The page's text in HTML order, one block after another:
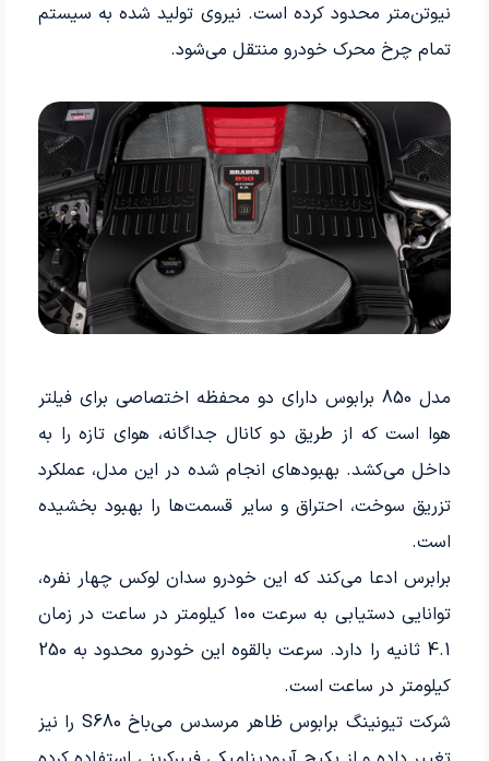
نیوتن‌متر محدود کرده است. نیروی تولید شده به سیستم
تمام چرخ محرک خودرو منتقل می‌شود.
مدل 850 برابوس دارای دو محفظه اختصاصی برای فیلتر
هوا است که از طریق دو کانال جداگانه، هوای تازه را به
داخل می‌کشد. بهبود‌های انجام شده در این مدل، عملکرد
تزریق سوخت، احتراق و سایر قسمت‌ها را بهبود بخشیده
است.
برابرس ادعا می‌کند که این خودرو سدان لوکس چهار نفره،
توانایی دستیابی به سرعت 100 کیلومتر در ساعت در زمان
4.1 ثانیه را دارد. سرعت بالقوه این خودرو محدود به 250
کیلومتر در ساعت است.
شرکت تیونینگ برابوس ظاهر مرسدس می‌باخ S680 را نیز